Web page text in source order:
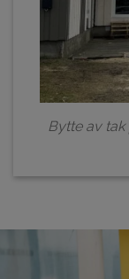
Bytte av